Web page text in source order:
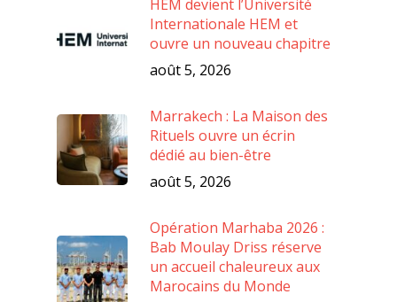
HEM devient l’Université
Internationale HEM et
ouvre un nouveau chapitre
août 5, 2026
Marrakech : La Maison des
Rituels ouvre un écrin
dédié au bien-être
août 5, 2026
Opération Marhaba 2026 :
Bab Moulay Driss réserve
un accueil chaleureux aux
Marocains du Monde